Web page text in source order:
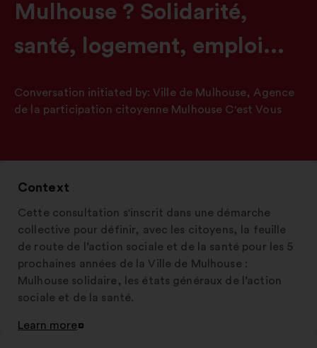
Mulhouse ? Solidarité,
santé, logement, emploi...
Conversation initiated by: Ville de Mulhouse, Agence
de la participation citoyenne Mulhouse C'est Vous
Context
Cette consultation s'inscrit dans une démarche
collective pour définir, avec les citoyens, la feuille
de route de l’action sociale et de la santé pour les 5
prochaines années de la Ville de Mulhouse :
Mulhouse solidaire, les états généraux de l’action
sociale et de la santé.
Learn more
Open